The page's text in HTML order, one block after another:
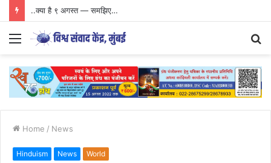
जागतिक आदिवासी दिनामागील षड्यंत्र | विशेष मुलाखत | शरद चव्हाण
Menu
Home / News
Hinduism News World